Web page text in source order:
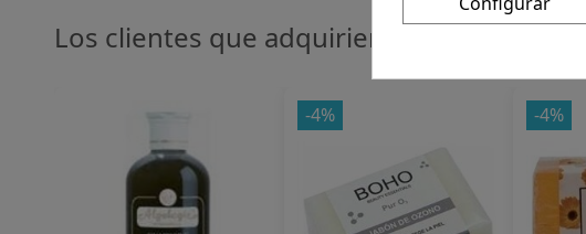
Los clientes que adquirieron este
-4% -4%